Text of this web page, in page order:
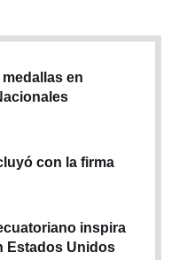
en
con la firma
inspira
Estados Unidos